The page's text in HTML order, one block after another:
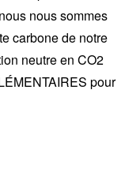
nous sommes
carbone de notre
neutre en CO2
pour